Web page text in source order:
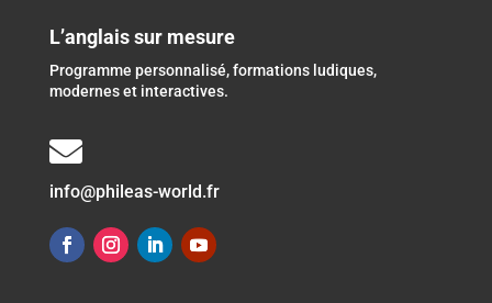
L’anglais sur mesure
Programme personnalisé, formations ludiques,
modernes et interactives.

info@phileas-world.fr